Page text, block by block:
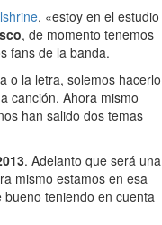
, «estoy en el estudio
, de momento tenemos
fans de la banda.
o la letra, solemos hacerlo
canción. Ahora mismo
han salido dos temas
. Adelanto que será una
mismo estamos en esa
teniendo en cuenta